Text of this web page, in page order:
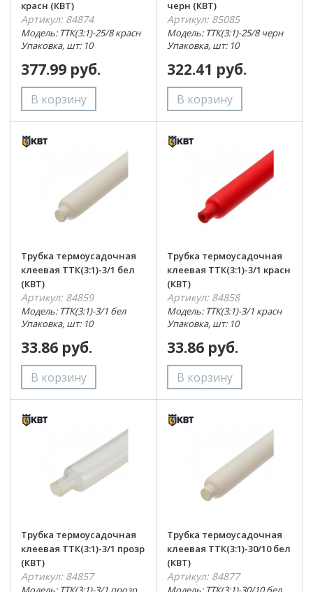
красн (КВТ)
Артикул: 84874
Модель: ТТК(3:1)-25/8 красн
Упаковка, шт: 10
377.99 руб.
черн (КВТ)
Артикул: 85085
Модель: ТТК(3:1)-25/8 черн
Упаковка, шт: 10
322.41 руб.
Трубка термоусадочная
клеевая ТТК(3:1)-3/1 бел
(КВТ)
Артикул: 84859
Модель: ТТК(3:1)-3/1 бел
Упаковка, шт: 10
33.86 руб.
Трубка термоусадочная
клеевая ТТК(3:1)-3/1 красн
(КВТ)
Артикул: 84858
Модель: ТТК(3:1)-3/1 красн
Упаковка, шт: 10
33.86 руб.
Трубка термоусадочная
клеевая ТТК(3:1)-3/1 прозр
(КВТ)
Артикул: 84857
Трубка термоусадочная
клеевая ТТК(3:1)-30/10 бел
(КВТ)
Артикул: 84877